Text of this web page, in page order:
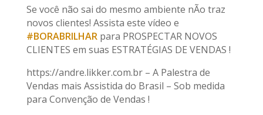
Se você não sai do mesmo ambiente nÃo traz
novos clientes! Assista este vídeo e
#BORABRILHARpara PROSPECTAR NOVOS
CLIENTES em suas ESTRATÉGIAS DE VENDAS !
https://andre.likker.com.br – A Palestra de
Vendas mais Assistida do Brasil – Sob medida
para Convenção de Vendas !